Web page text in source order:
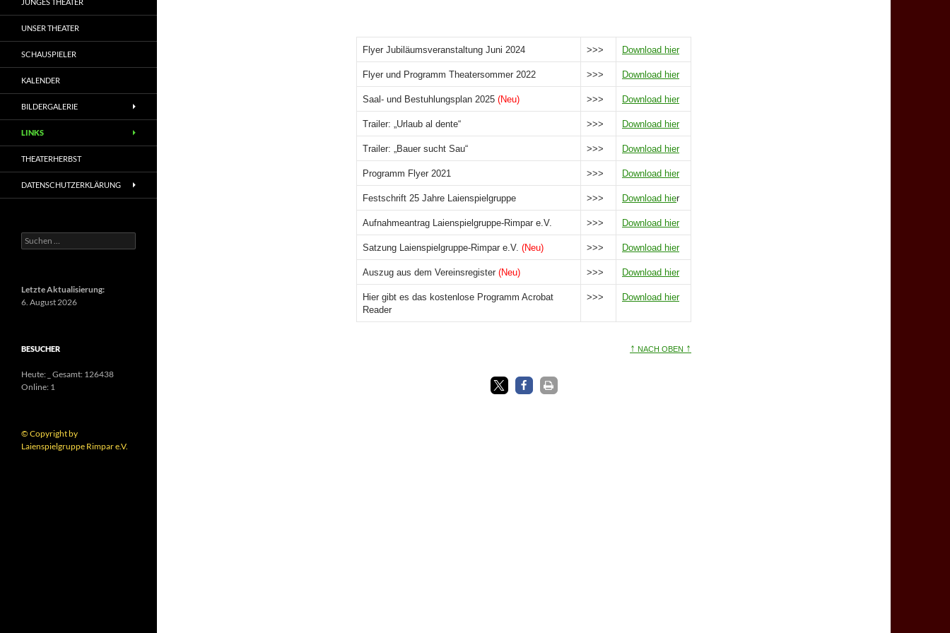
Flyer Jubiläumsveranstaltung Juni 2024 >>> Download hier
Flyer und Programm Theatersommer 2022 >>> Download hier
Saal- und Bestuhlungsplan 2025 (Neu) >>> Download hier
Trailer: „Urlaub al dente“ >>> Download hier
Trailer: „Bauer sucht Sau“ >>> Download hier
Programm Flyer 2021 >>> Download hier
Festschrift 25 Jahre Laienspielgruppe >>> Download hier
Aufnahmeantrag Laienspielgruppe-Rimpar e.V. >>> Download hier
Satzung Laienspielgruppe-Rimpar e.V. (Neu) >>> Download hier
Auszug aus dem Vereinsregister (Neu) >>> Download hier
Hier gibt es das kostenlose Programm Acrobat
Reader
>>> Download hier
↑ NACH OBEN ↑
UNSER THEATER
SCHAUSPIELER
KALENDER
BILDERGALERIE
LINKS
THEATERHERBST
DATENSCHUTZERKLÄRUNG
Suchen
nach:
Letzte Aktualisierung:
6. August 2026
BESUCHER
Heute: Gesamt: 126438
Online: 1
© Copyright by
Laienspielgruppe Rimpar e.V.